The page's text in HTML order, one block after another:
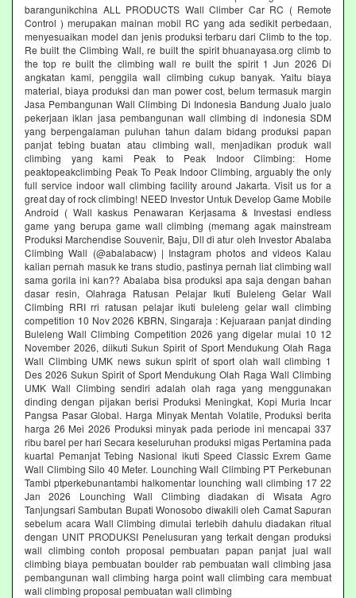
barangunikchina ALL PRODUCTS Wall Climber Car RC ( Remote
Control ) merupakan mainan mobil RC yang ada sedikit perbedaan,
menyesuaikan model dan jenis produksi terbaru dari Climb to the top.
Re built the Climbing Wall, re built the spirit bhuanayasa.org climb to
the top re built the climbing wall re built the spirit 1 Jun 2026 Di
angkatan kami, penggila wall climbing cukup banyak. Yaitu biaya
material, biaya produksi dan man power cost, belum termasuk margin
Jasa Pembangunan Wall Climbing Di Indonesia Bandung Jualo jualo
pekerjaan iklan jasa pembangunan wall climbing di indonesia SDM
yang berpengalaman puluhan tahun dalam bidang produksi papan
panjat tebing buatan atau climbing wall, menjadikan produk wall
climbing yang kami Peak to Peak Indoor Climbing: Home
peaktopeakclimbing Peak To Peak Indoor Climbing, arguably the only
full service indoor wall climbing facility around Jakarta. Visit us for a
great day of rock climbing! NEED Investor Untuk Develop Game Mobile
Android ( Wall kaskus Penawaran Kerjasama & Investasi endless
game yang berupa game wall climbing (memang agak mainstream
Produksi Marchendise Souvenir, Baju, Dll di atur oleh Investor Abalaba
Climbing Wall (@abalabacw) | Instagram photos and videos Kalau
kalian pernah masuk ke trans studio, pastinya pernah liat climbing wall
sama gorila ini kan?? Abalaba bisa produksi apa saja dengan bahan
dasar resin, Olahraga Ratusan Pelajar Ikuti Buleleng Gelar Wall
Climbing RRI rri ratusan pelajar ikuti buleleng gelar wall climbing
competition 10 Nov 2026 KBRN, Singaraja : Kejuaraan panjat dinding
Buleleng Wall Climbing Competition 2026 yang digelar mulai 10 12
November 2026, diikuti Sukun Spirit of Sport Mendukung Olah Raga
Wall Climbing UMK news sukun spirit of sport olah wall climbing 1
Des 2026 Sukun Spirit of Sport Mendukung Olah Raga Wall Climbing
UMK Wall Climbing sendiri adalah olah raga yang menggunakan
dinding dengan pijakan berisi Produksi Meningkat, Kopi Muria Incar
Pangsa Pasar Global. Harga Minyak Mentah Volatile, Produksi berita
harga 26 Mei 2026 Produksi minyak pada periode ini mencapai 337
ribu barel per hari Secara keseluruhan produksi migas Pertamina pada
kuartal Pemanjat Tebing Nasional ikuti Speed Classic Exrem Game
Wall Climbing Silo 40 Meter. Lounching Wall Climbing PT Perkebunan
Tambi ptperkebunantambi halkomentar lounching wall climbing 17 22
Jan 2026 Lounching Wall Climbing diadakan di Wisata Agro
Tanjungsari Sambutan Bupati Wonosobo diwakili oleh Camat Sapuran
sebelum acara Wall Climbing dimulai terlebih dahulu diadakan ritual
dengan UNIT PRODUKSI Penelusuran yang terkait dengan produksi
wall climbing contoh proposal pembuatan papan panjat jual wall
climbing biaya pembuatan boulder rab pembuatan wall climbing jasa
pembangunan wall climbing harga point wall climbing cara membuat
wall climbing proposal pembuatan wall climbing